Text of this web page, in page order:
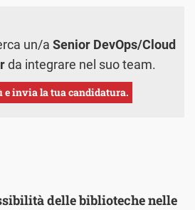
un/a Senior DevOps/Cloud
da integrare nel suo team.
e invia la tua candidatura.
delle biblioteche nelle